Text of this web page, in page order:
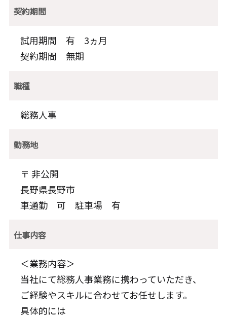
契約期間
試用期間 有 3ヵ月
契約期間 無期
職種
総務人事
勤務地
〒 非公開
長野県長野市
車通勤 可 駐車場 有
仕事内容
＜業務内容＞
当社にて総務人事業務に携わっていただき、
ご経験やスキルに合わせてお任せします。
具体的には